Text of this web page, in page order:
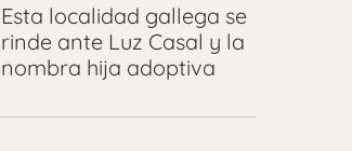
Esta localidad gallega se
rinde ante Luz Casal y la
nombra hija adoptiva